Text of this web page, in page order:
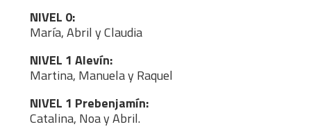
NIVEL 0:
María, Abril y Claudia
NIVEL 1 Alevín:
Martina, Manuela y Raquel
NIVEL 1 Prebenjamín:
Catalina, Noa y Abril.